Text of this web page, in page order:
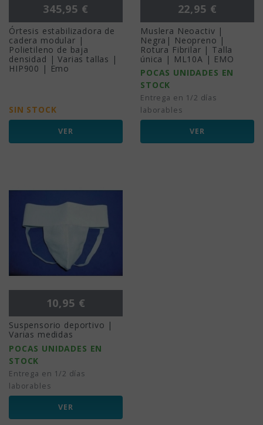
Precio
345,95 €
Órtesis estabilizadora de
cadera modular |
Polietileno de baja
densidad | Varias tallas |
HIP900 | Emo
SIN STOCK
VER
Precio
22,95 €
Muslera Neoactiv |
Negra| Neopreno |
Rotura Fibrilar | Talla
única | ML10A | EMO
POCAS UNIDADES EN
STOCK
Entrega en 1/2 días
laborables
VER
Precio
10,95 €
Suspensorio deportivo |
Varias medidas
POCAS UNIDADES EN
STOCK
Entrega en 1/2 días
laborables
VER